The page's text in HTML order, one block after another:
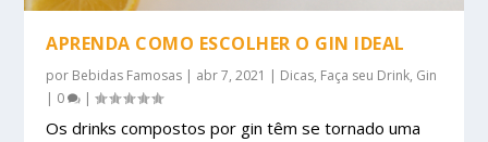
APRENDA COMO ESCOLHER O GIN IDEAL
por Bebidas Famosas | abr 7, 2021 | Dicas, Faça seu Drink, Gin
| 0 |
Os drinks compostos por gin têm se tornado uma